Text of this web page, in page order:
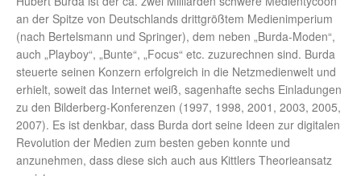
an der Spitze von Deutschlands drittgrößtem Medienimperium
(nach Bertelsmann und Springer), dem neben „Burda-Moden“,
auch „Playboy“, „Bunte“, „Focus“ etc. zuzurechnen sind. Burda
steuerte seinen Konzern erfolgreich in die Netzmedienwelt und
erhielt, soweit das Internet weiß, sagenhafte sechs Einladungen
zu den Bilderberg-Konferenzen (1997, 1998, 2001, 2003, 2005,
2007). Es ist denkbar, dass Burda dort seine Ideen zur digitalen
Revolution der Medien zum besten geben konnte und
anzunehmen, dass diese sich auch aus Kittlers Theorieansatz